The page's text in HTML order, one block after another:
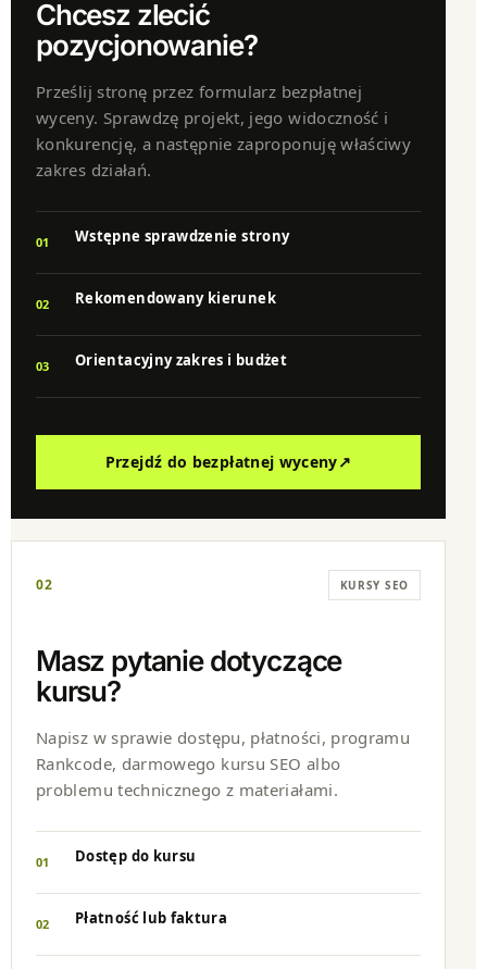
Chcesz zlecić
pozycjonowanie?
Prześlij stronę przez formularz bezpłatnej
wyceny. Sprawdzę projekt, jego widoczność i
konkurencję, a następnie zaproponuję właściwy
zakres działań.
01 Wstępne sprawdzenie strony
02 Rekomendowany kierunek
03 Orientacyjny zakres i budżet
Przejdź do bezpłatnej wyceny↗
02 KURSY SEO
Masz pytanie dotyczące
kursu?
Napisz w sprawie dostępu, płatności, programu
Rankcode, darmowego kursu SEO albo
problemu technicznego z materiałami.
01 Dostęp do kursu
02 Płatność lub faktura